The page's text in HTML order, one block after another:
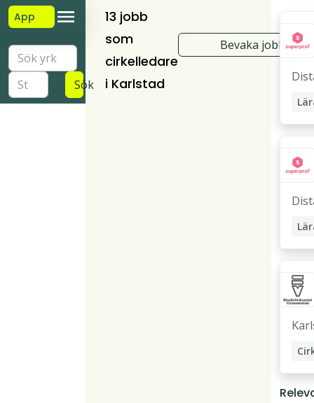
App
Sök
13 jobb
som
cirkelledare
i Karlstad
Bevaka jobb